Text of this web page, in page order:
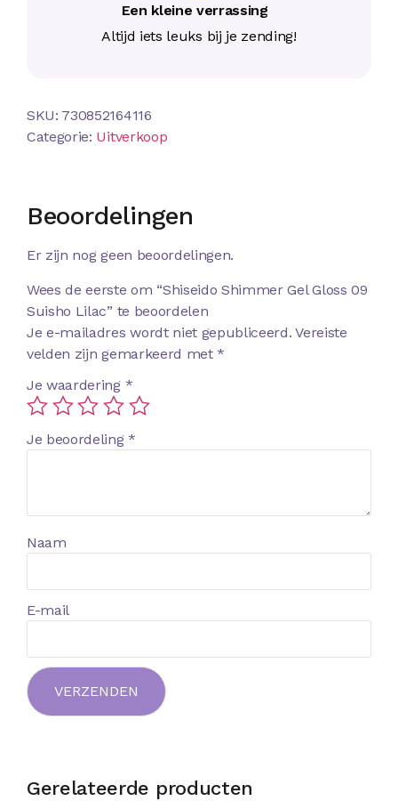
Een kleine verrassing
Altijd iets leuks bij je zending!
SKU: 730852164116
Categorie: Uitverkoop
Beoordelingen
Er zijn nog geen beoordelingen.
Wees de eerste om “Shiseido Shimmer Gel Gloss 09
Suisho Lilac” te beoordelen
Je e-mailadres wordt niet gepubliceerd. Vereiste
velden zijn gemarkeerd met*
Je waardering *
Je beoordeling*
Naam
E-mail
Gerelateerde producten